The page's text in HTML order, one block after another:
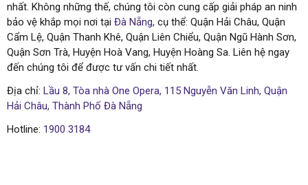
nhất. Không những thế, chúng tôi còn cung cấp giải pháp an ninh
bảo vệ khắp mọi nơi tại Đà Nẵng, cụ thể: Quận Hải Châu, Quận
Cẩm Lệ, Quận Thanh Khê, Quận Liên Chiểu, Quận Ngũ Hành Sơn,
Quận Sơn Trà, Huyện Hoà Vang, Huyện Hoàng Sa. Liên hệ ngay
đến chúng tôi để được tư vấn chi tiết nhất.
Địa chỉ: Lầu 8, Tòa nhà One Opera, 115 Nguyễn Văn Linh, Quận
Hải Châu, Thành Phố Đà Nẵng
Hotline: 1900 3184